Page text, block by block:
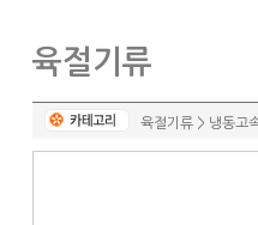
육절기류
육절기류 > 냉동고